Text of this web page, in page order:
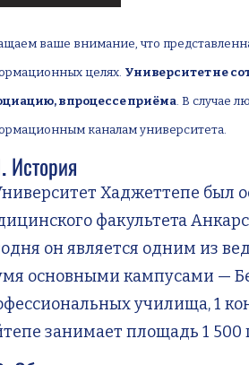
ваше внимание, что
целях. Университет не
в процессе приёма. В случае
каналам университета.
История
Хаджеттепе был
факультета
он является одним из
основными кампусами —
училища, 1
занимает площадь 1 500